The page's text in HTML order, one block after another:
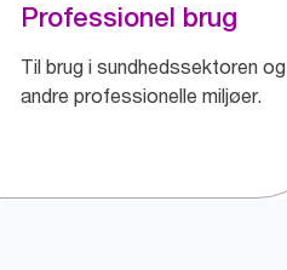
Professionel brug
Til brug i sundhedssektoren og
andre professionelle miljøer.